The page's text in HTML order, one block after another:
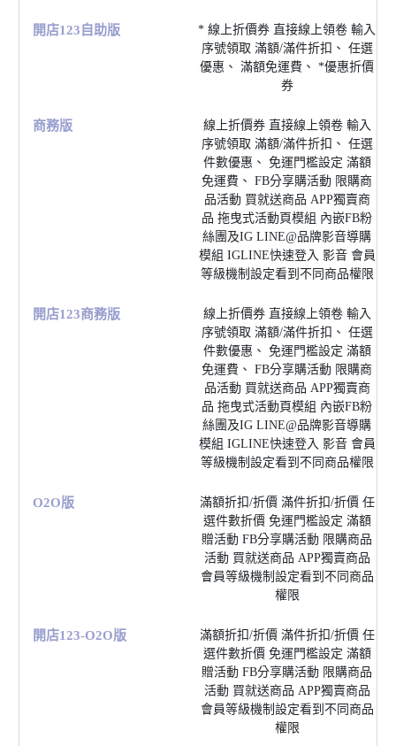
開店123⾃助版
* 線上折價券 直接線上領卷 輸入
序號領取 滿額/滿件折扣、 任選
優惠、 滿額免運費、 *優惠折價
券
商務版
線上折價券 直接線上領卷 輸入
序號領取 滿額/滿件折扣、 任選
件數優惠、 免運⾨檻設定 滿額
免運費、 FB分享購活動 限購商
品活動 買就送商品 APP獨賣商
品 拖曳式活動⾴模組 內嵌FB粉
絲團及IG LINE@品牌影⾳導購
模組 IGLINE快速登入 影⾳ 會員
等級機制設定看到不同商品權限
開店123商務版
線上折價券 直接線上領卷 輸入
序號領取 滿額/滿件折扣、 任選
件數優惠、 免運⾨檻設定 滿額
免運費、 FB分享購活動 限購商
品活動 買就送商品 APP獨賣商
品 拖曳式活動⾴模組 內嵌FB粉
絲團及IG LINE@品牌影⾳導購
模組 IGLINE快速登入 影⾳ 會員
等級機制設定看到不同商品權限
O2O版
滿額折扣/折價 滿件折扣/折價 任
選件數折價 免運⾨檻設定 滿額
贈活動 FB分享購活動 限購商品
活動 買就送商品 APP獨賣商品
會員等級機制設定看到不同商品
權限
開店123-O2O版
滿額折扣/折價 滿件折扣/折價 任
選件數折價 免運⾨檻設定 滿額
贈活動 FB分享購活動 限購商品
活動 買就送商品 APP獨賣商品
會員等級機制設定看到不同商品
權限